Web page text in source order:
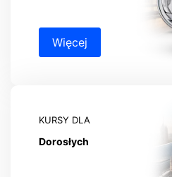
Więcej
KURSY DLA
Dorosłych